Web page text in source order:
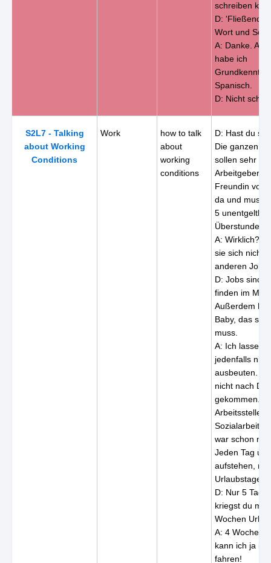
schreiben
D:
Wort und
A: Danke.
habe ich
Spanisch.
D: Nicht
S2L7 - Talking
about Working
Conditions
Work
how to talk
about
working
conditions
D: Hast du
Die ganzen
sollen sehr
Arbeitgeber
Freundin von
da und muss
5
Überstunden
A: Wirklich??
sie sich nicht
anderen Job?
D: Jobs sind
finden im
Außerdem
Baby, das sie
muss.
A: Ich lasse
jedenfalls nicht
ausbeuten.
nicht nach
gekommen.
Arbeitsstelle,
Sozialarbeiter
war schon
Jeden Tag
aufstehen,
Urlaubstage
D: Nur 5
kriegst du
Wochen
A: 4 Wochen,
kann ich ja in
fahren!